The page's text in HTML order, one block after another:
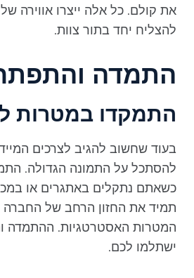
את קולם. כל אלה ייצרו אווירה של
להצליח יחד בתור צוות.
התמדה
התמקדו במטרות
בעוד שחשוב להגיב לצרכים
להסתכל על התמונה הגדולה.
כשאתם נתקלים באתגרים או
תמיד את החזון הרחב של החברה
המטרות האסטרטגיות. ההתמדה
ישתלמו לכם.